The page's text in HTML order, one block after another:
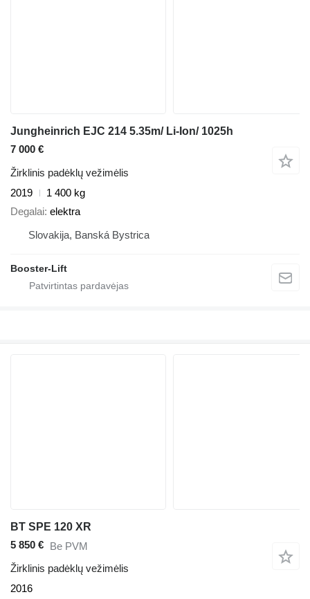
Jungheinrich EJC 214 5.35m/ Li-Ion/ 1025h
7 000 €
Žirklinis padėklų vežimėlis
2019
1 400 kg
Degalai elektra
Slovakija, Banská Bystrica
Booster-Lift
BT SPE 120 XR
5 850 € Be PVM
Žirklinis padėklų vežimėlis
2016